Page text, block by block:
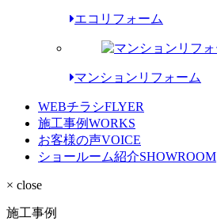
エコリフォーム
マンションリフォーム
WEBチラシFLYER
施工事例WORKS
お客様の声VOICE
ショールーム紹介SHOWROOM
× close
施工事例